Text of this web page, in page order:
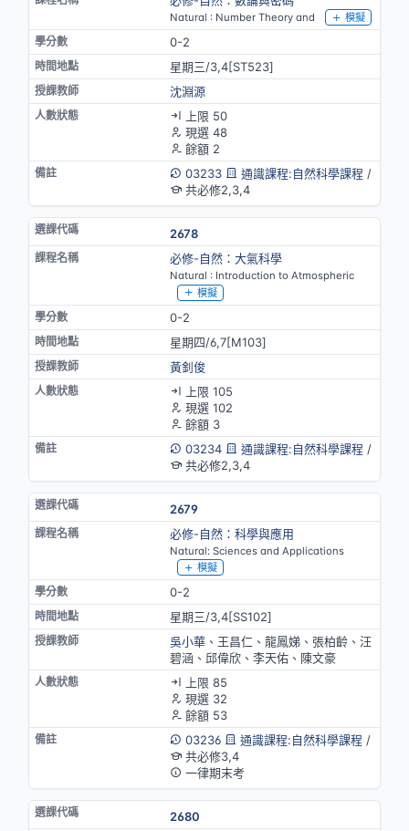
Natural : Number Theory and 模擬
0-2
星期三/3,4[ST523]
沈淵源
上限 50
現選 48
餘額 2
03233
通識課程:自然科學課程 /
共必修2,3,4
2678
必修-自然：大氣科學
Natural : Introduction to Atmospheric
模擬
0-2
星期四/6,7[M103]
黃釗俊
上限 105
現選 102
餘額 3
03234
通識課程:自然科學課程 /
共必修2,3,4
2679
必修-自然：科學與應用
Natural: Sciences and Applications
模擬
0-2
星期三/3,4[SS102]
吳小華、王昌仁、龍鳳娣、張柏齡、汪
碧涵、邱偉欣、李天佑、陳文豪
上限 85
現選 32
餘額 53
03236
通識課程:自然科學課程 /
共必修3,4
一律期末考
2680